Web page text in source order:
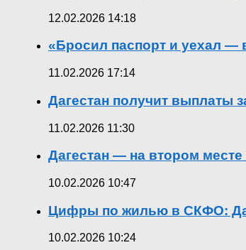
12.02.2026 14:18
«Бросил паспорт и уехал —
11.02.2026 17:14
Дагестан получит выплаты
11.02.2026 11:30
Дагестан — на втором
10.02.2026 10:47
Цифры по жилью в СКФО:
10.02.2026 10:24